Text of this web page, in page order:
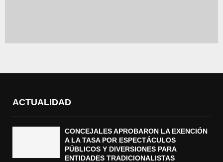
ACTUALIDAD
CONCEJALES APROBARON LA EXENCIÓN
A LA TASA POR ESPECTÁCULOS
PÚBLICOS Y DIVERSIONES PARA
ENTIDADES TRADICIONALISTAS